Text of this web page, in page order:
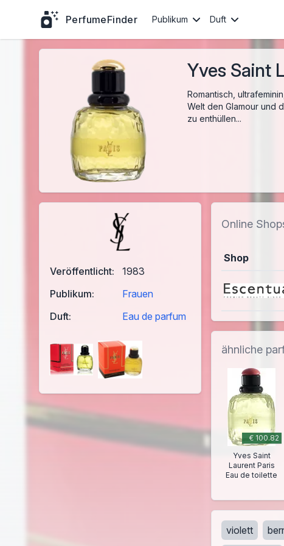
PerfumeFinder Publikum Duft
Yves Saint
Romantisch,
Welt den Glamour und
zu enthüllen...
Veröffentlicht:
1983
Publikum:
Frauen
Duft:
Eau de parfum
Online
Shop
ähnliche
€ 100.82
Yves Saint
Laurent Paris
Eau de toilette
violett